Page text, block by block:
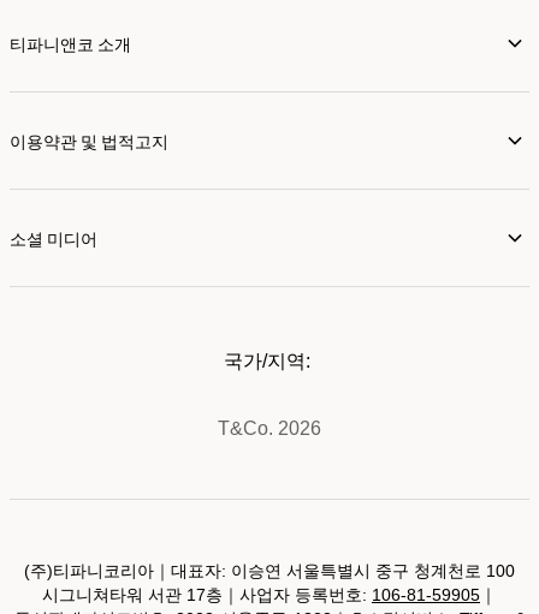
티파니앤코 소개
이용약관 및 법적고지
소셜 미디어
T&Co. 2026
국가/지역:
(주)티파니코리아｜대표자: 이승연 서울특별시 중구 청계천로 100
시그니쳐타워 서관 17층｜사업자 등록번호: 106-81-59905 ｜